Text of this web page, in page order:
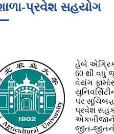
પ્રવેશ સહયોગ
હેબે
60 થી વધુ
વેયંગ
પર
પ્રવેશ
જીત-